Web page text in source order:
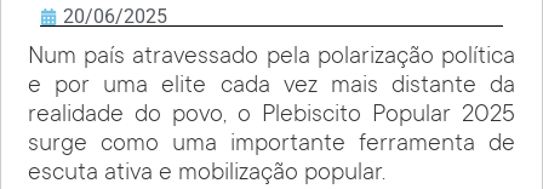
20/06/2025
Num país atravessado pela polarização política
e por uma elite cada vez mais distante da
realidade do povo, o Plebiscito Popular 2025
surge como uma importante ferramenta de
escuta ativa e mobilização popular.